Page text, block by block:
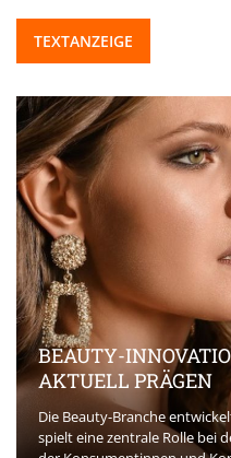
TEXTANZEIGE
BEAUTY-
AKTUELL PRÄGEN
Die Beauty-Branche
spielt eine zentrale Rolle bei